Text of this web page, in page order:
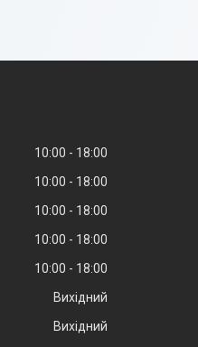
10:00
18:00
10:00
18:00
10:00
18:00
10:00
18:00
10:00
18:00
Вихідний
Вихідний